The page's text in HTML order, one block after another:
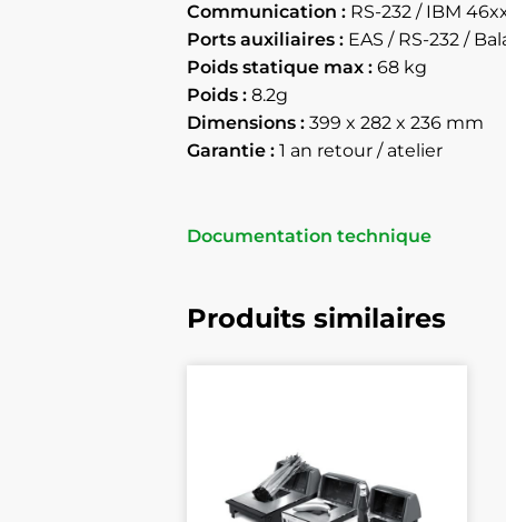
Communication : RS-232 / IBM
Ports auxiliaires : EAS / RS-232 /
Poids statique max : 68 kg
Poids : 8.2g
Dimensions : 399 x 282 x 236 mm
Garantie : 1 an retour / atelier
Documentation technique
Produits similaires